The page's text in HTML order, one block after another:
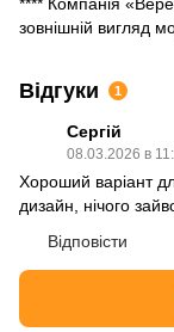
зовнішній вигляд
Відгуки 1
Сергій
08.03.2026 в
Хороший варіант
дизайн, нічого
Відповісти